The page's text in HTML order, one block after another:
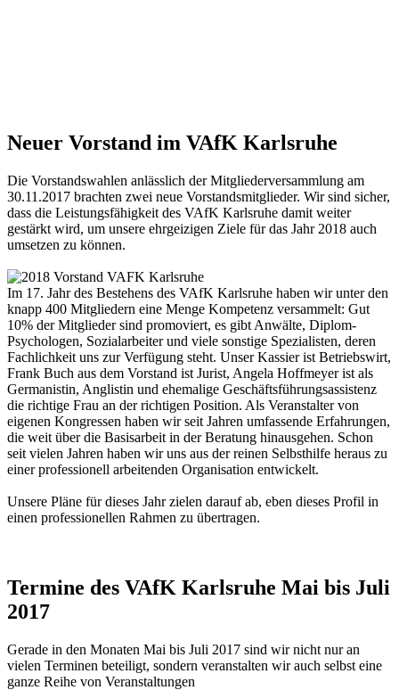
Neuer Vorstand im VAfK Karlsruhe
Die Vorstandswahlen anlässlich der Mitgliederversammlung am
30.11.2017 brachten zwei neue Vorstandsmitglieder. Wir sind sicher,
dass die Leistungsfähigkeit des VAfK Karlsruhe damit weiter
gestärkt wird, um unsere ehrgeizigen Ziele für das Jahr 2018 auch
umsetzen zu können.
Im 17. Jahr des Bestehens des VAfK Karlsruhe haben wir unter den
knapp 400 Mitgliedern eine Menge Kompetenz versammelt: Gut
10% der Mitglieder sind promoviert, es gibt Anwälte, Diplom-
Psychologen, Sozialarbeiter und viele sonstige Spezialisten, deren
Fachlichkeit uns zur Verfügung steht. Unser Kassier ist Betriebswirt,
Frank Buch aus dem Vorstand ist Jurist, Angela Hoffmeyer ist als
Germanistin, Anglistin und ehemalige Geschäftsführungsassistenz
die richtige Frau an der richtigen Position. Als Veranstalter von
eigenen Kongressen haben wir seit Jahren umfassende Erfahrungen,
die weit über die Basisarbeit in der Beratung hinausgehen. Schon
seit vielen Jahren haben wir uns aus der reinen Selbsthilfe heraus zu
einer professionell arbeitenden Organisation entwickelt.
Unsere Pläne für dieses Jahr zielen darauf ab, eben dieses Profil in
einen professionellen Rahmen zu übertragen.
Termine des VAfK Karlsruhe Mai bis Juli
2017
Gerade in den Monaten Mai bis Juli 2017 sind wir nicht nur an
vielen Terminen beteiligt, sondern veranstalten wir auch selbst eine
ganze Reihe von Veranstaltungen